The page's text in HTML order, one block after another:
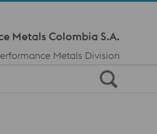
Metals Colombia S.A.
Metals Division